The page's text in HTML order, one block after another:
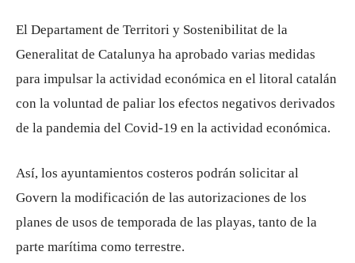
El Departament de Territori y Sostenibilitat de la
Generalitat de Catalunya ha aprobado varias medidas
para impulsar la actividad económica en el litoral catalán
con la voluntad de paliar los efectos negativos derivados
de la pandemia del Covid-19 en la actividad económica.
Así, los ayuntamientos costeros podrán solicitar al
Govern la modificación de las autorizaciones de los
planes de usos de temporada de las playas, tanto de la
parte marítima como terrestre.